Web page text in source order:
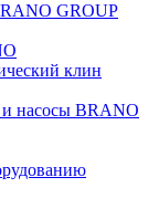
GROUP
клин
и насосы BRANO